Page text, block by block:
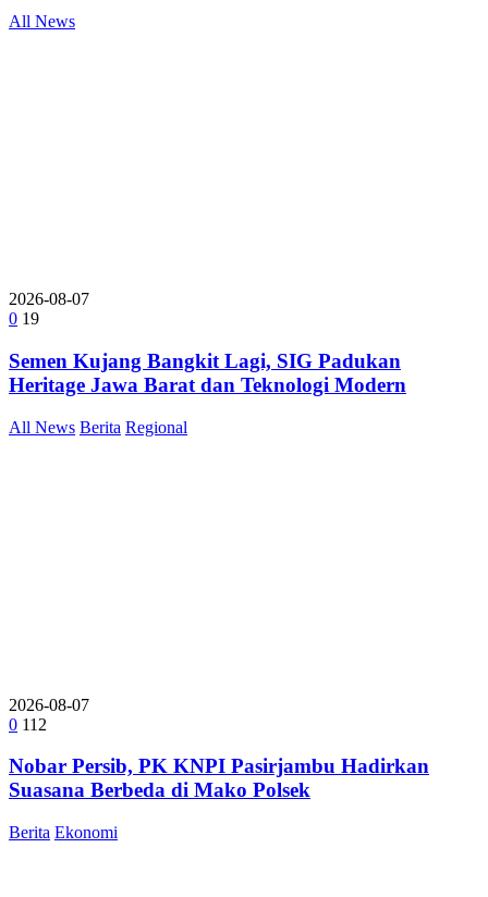
All News
2026-08-07
0 19
Semen Kujang Bangkit Lagi, SIG Padukan
Heritage Jawa Barat dan Teknologi Modern
All News Berita Regional
2026-08-07
0 112
Nobar Persib, PK KNPI Pasirjambu Hadirkan
Suasana Berbeda di Mako Polsek
Berita Ekonomi